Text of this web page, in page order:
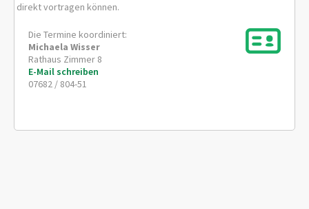
direkt vortragen können.
Die Termine koordiniert:
Michaela Wisser
Rathaus Zimmer 8
E-Mail schreiben
07682 / 804-51